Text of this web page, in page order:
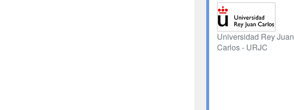
Universidad Rey Juan
Carlos - URJC